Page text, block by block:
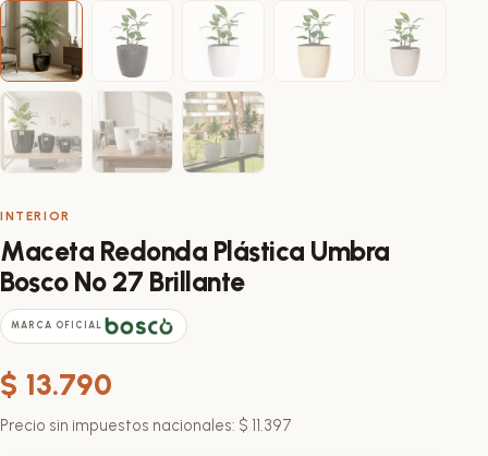
INTERIOR
Maceta Redonda Plástica Umbra
Bosco Nº 27 Brillante
MARCA OFICIAL
$ 13.790
Precio sin impuestos nacionales: $ 11.397